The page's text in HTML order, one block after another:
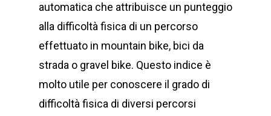
automatica che attribuisce un punteggio
alla difficoltà fisica di un percorso
effettuato in mountain bike, bici da
strada o gravel bike. Questo indice è
molto utile per conoscere il grado di
difficoltà fisica di diversi percorsi